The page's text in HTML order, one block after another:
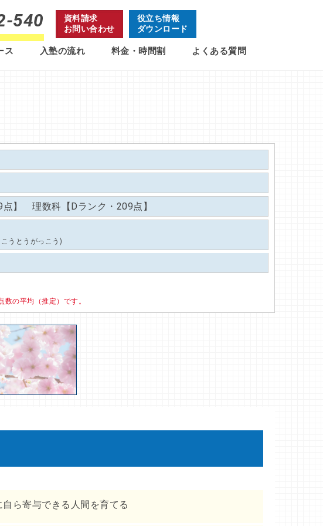
540
資料請求
お問い合わせ
役立ち情報
ダウンロード
ス 入塾の流れ 料金・時間割 よくある質問
点】 理数科【Dランク・209点】
うとうがっこう)
の平均（推定）です。
ら寄与できる人間を育てる